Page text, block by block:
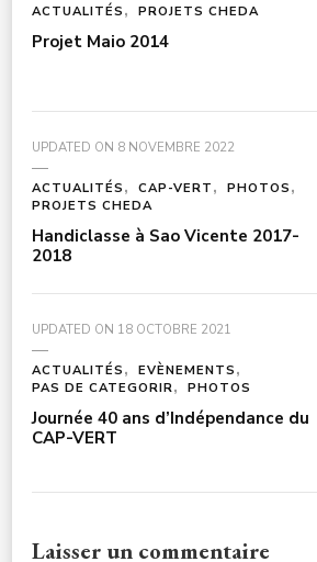
ACTUALITÉS PROJETS CHEDA
Projet Maio 2014
UPDATED ON 8 NOVEMBRE 2022
ACTUALITÉS CAP-VERT
PHOTOS
PROJETS CHEDA
Handiclasse à Sao Vicente 2017-
2018
UPDATED ON 18 OCTOBRE 2021
ACTUALITÉS
EVÈNEMENTS
PAS DE CATEGORIR
PHOTOS
Journée 40 ans d’Indépendance du
CAP-VERT
Laisser un commentaire